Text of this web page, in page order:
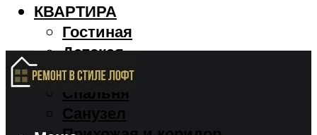
КВАРТИРА
Гостиная
Детская
Кухня
Спальня
Санузел